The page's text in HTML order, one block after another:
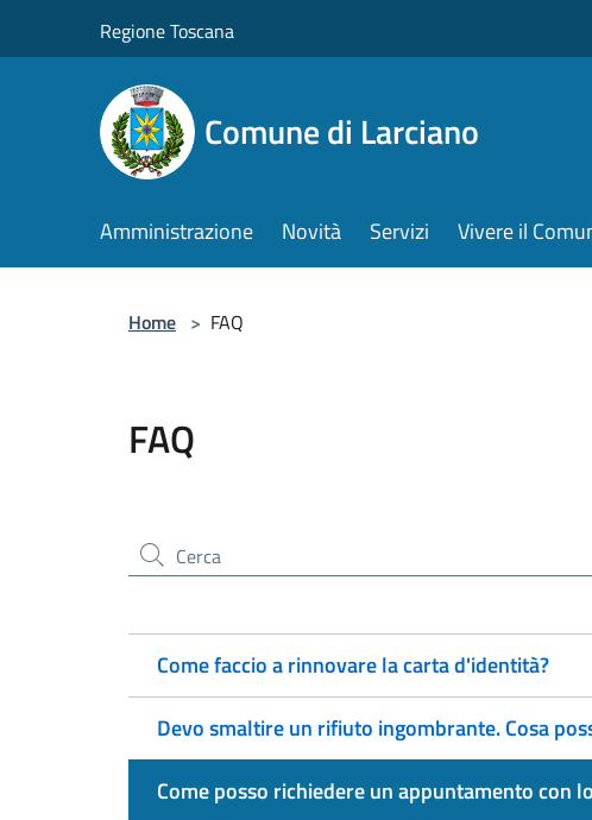
Regione Toscana
Comune di Larciano
Amministrazione Novità Servizi Vivere il
Home > FAQ
FAQ
Cerca nel sito
Come faccio a rinnovare la carta d'identità?
Devo smaltire un rifiuto ingombrante. Cosa
Come posso richiedere un appuntamento con